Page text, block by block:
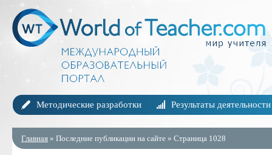
Методические разработки Результаты деятельности
Главная » Последние публикации на сайте » Страница 1028